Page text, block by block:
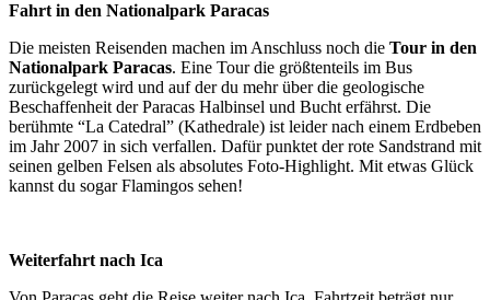
Fahrt in den Nationalpark Paracas
Die meisten Reisenden machen im Anschluss noch die Tour in den
Nationalpark Paracas. Eine Tour die größtenteils im Bus
zurückgelegt wird und auf der du mehr über die geologische
Beschaffenheit der Paracas Halbinsel und Bucht erfährst. Die
berühmte “La Catedral” (Kathedrale) ist leider nach einem Erdbeben
im Jahr 2007 in sich verfallen. Dafür punktet der rote Sandstrand mit
seinen gelben Felsen als absolutes Foto-Highlight. Mit etwas Glück
kannst du sogar Flamingos sehen!
Weiterfahrt nach Ica